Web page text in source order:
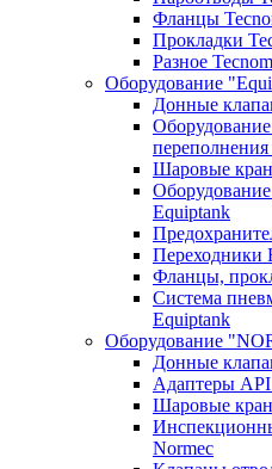
Фланцы
Прокладки
Разное
Оборудование
Донные
Шаровые
Equiptank
Переходники
Фланцы,
Система
Equiptank
Оборудование
Донные
Адаптеры
Шаровые
Normec